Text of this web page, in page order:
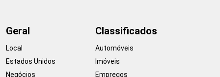
Geral
Local
Estados Unidos
Negócios
Classificados
Automóveis
Imóveis
Empregos